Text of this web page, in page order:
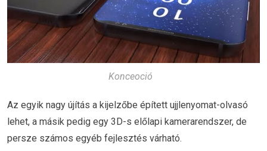
Konceoció
Az egyik nagy újítás a kijelzőbe épített ujjlenyomat-olvasó
lehet, a másik pedig egy 3D-s előlapi kamerarendszer, de
persze számos egyéb fejlesztés várható.